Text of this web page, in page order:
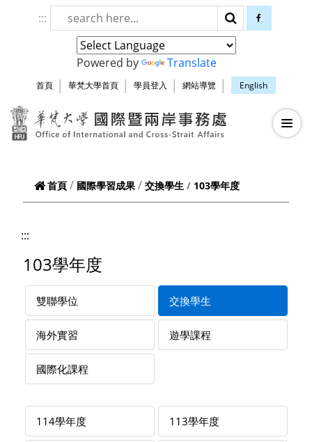
跳到頁面主要內容區
::: 搜尋 facebook
Powered by Translate
首頁 華梵大學首頁 學員登入 網站導覽 English
華梵大學智慧
—
—
—
首頁 國際學習成果 交換學生 103學年度
:::
103學年度
雙聯學位 交換學生
海外實習 遊學課程
國際化課程
114學年度 113學年度